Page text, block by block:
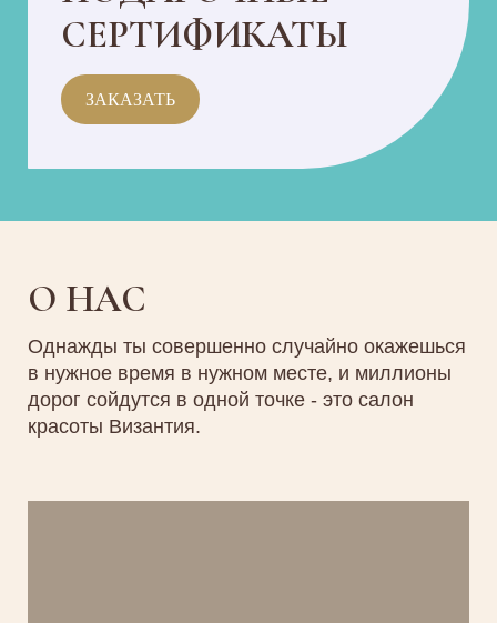
СЕРТИФИКАТЫ
ЗАКАЗАТЬ
О НАС
Однажды ты совершенно случайно окажешься
в нужное время в нужном месте, и миллионы
дорог сойдутся в одной точке - это салон
красоты Византия.